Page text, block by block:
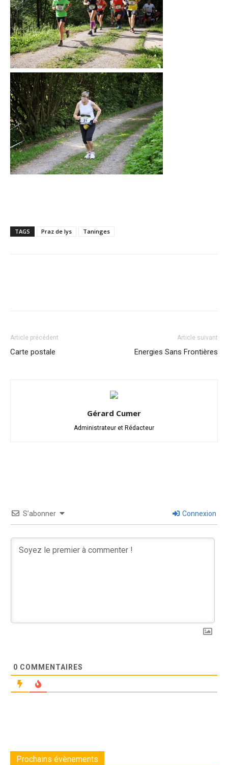
TAGS Praz de lys Taninges
Article précédent
Carte postale
Article suivant
Energies Sans Frontières
Gérard Cumer
Administrateur et Rédacteur
S’abonner Connexion
0 COMMENTAIRES
Prochains évènements